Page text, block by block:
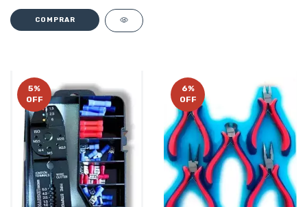
5%
OFF
6%
OFF